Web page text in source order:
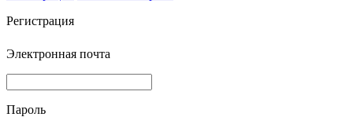
Регистрация
Электронная почта
Пароль